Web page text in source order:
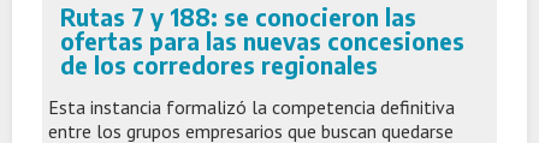
Rutas 7 y 188: se conocieron las
ofertas para las nuevas concesiones
de los corredores regionales
Esta instancia formalizó la competencia definitiva
entre los grupos empresarios que buscan quedarse